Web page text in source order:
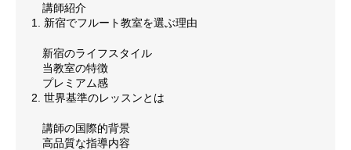
アクセス情報
サイトマップ
GALLERY
演奏動画
講師紹介
1. 新宿でフルート教室を選ぶ理由
新宿のライフスタイル
当教室の特徴
プレミアム感
2. 世界基準のレッスンとは
講師の国際的背景
高品質な指導内容